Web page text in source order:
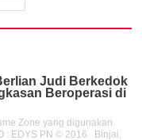
Judi Berkedok
Beroperasi di
Zone yang digunakan
: EDYS PN © 2016 Binjai,